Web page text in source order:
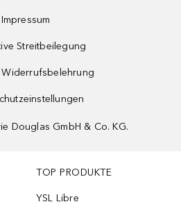
Impressum
Streitbeilegung
Douglas GmbH & Co. KG.
TOP PRODUKTE
YSL Libre